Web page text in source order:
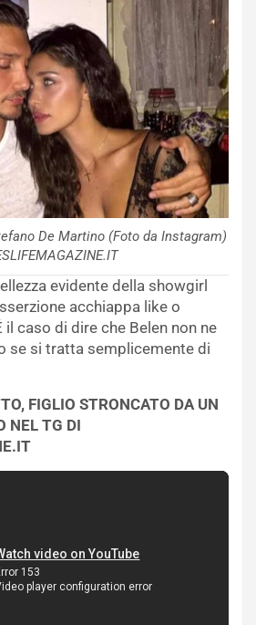
De Martino (Foto da Instagram)
evidente della showgirl
acchiappa like o
il caso di dire che Belen non ne
se si tratta semplicemente di
FIGLIO STRONCATO DA UN
NEL TG DI